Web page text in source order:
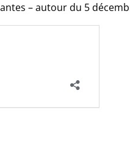
– autour du 5